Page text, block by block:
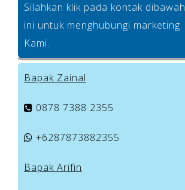
Silahkan klik pada kontak dibawah
ini untuk menghubungi marketing
Kami.
Bapak Zainal
0878 7388 2355
+6287873882355
Bapak Arifin